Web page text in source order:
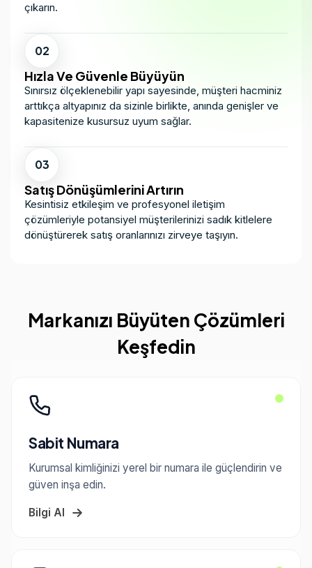
çıkarın.
02
Hızla Ve Güvenle Büyüyün
Sınırsız ölçeklenebilir yapı sayesinde, müşteri hacminiz
arttıkça altyapınız da sizinle birlikte, anında genişler ve
kapasitenize kusursuz uyum sağlar.
03
Satış Dönüşümlerini Artırın
Kesintisiz etkileşim ve profesyonel iletişim
çözümleriyle potansiyel müşterilerinizi sadık kitlelere
dönüştürerek satış oranlarınızı zirveye taşıyın.
Markanızı Büyüten Çözümleri
Keşfedin
Sabit Numara
Kurumsal kimliğinizi yerel bir numara ile güçlendirin ve
güven inşa edin.
Bilgi Al